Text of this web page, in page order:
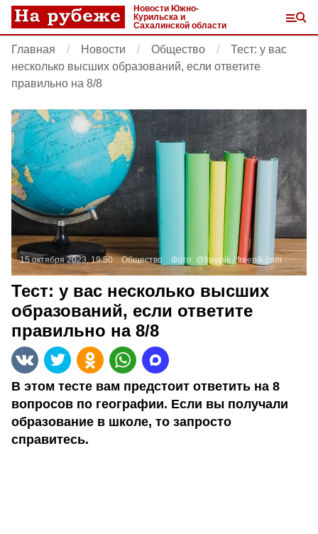
Новости Южно-
Курильска и
Сахалинской области
Главная Новости Общество
Тест: у вас
несколько высших образований, если ответите
правильно на 8/8
15 октября 2023, 19:50 Общество Фото: @freepik /freepik.com
Тест: у вас несколько высших
образований, если ответите
правильно на 8/8
В этом тесте вам предстоит ответить на 8
вопросов по географии. Если вы получали
образование в школе, то запросто
справитесь.